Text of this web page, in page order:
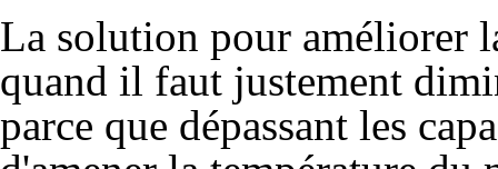
La solution pour améliorer
quand il faut justement
parce que dépassant les